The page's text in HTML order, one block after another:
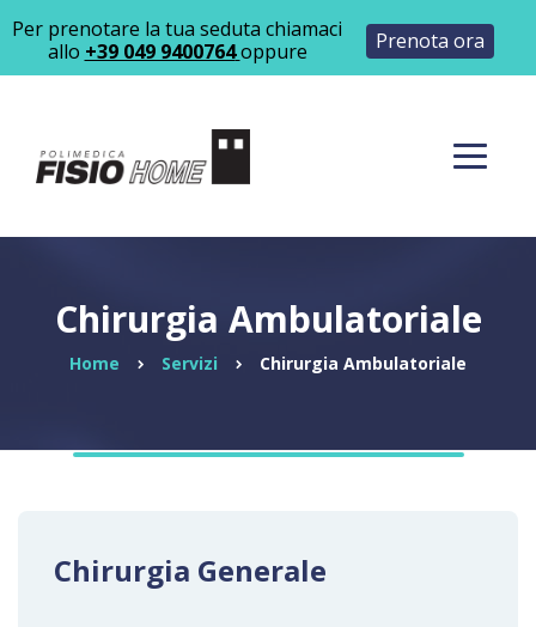
Chirurgia Ambulatoriale
Home Servizi Chirurgia Ambulatoriale
Chirurgia Generale
Per prenotare la tua seduta chiamaci
allo +39 049 9400764 oppure Prenota ora